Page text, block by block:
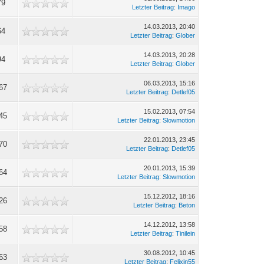
Letzter Beitrag: Imago
14.03.2013, 20:40
Letzter Beitrag:Glober
14.03.2013, 20:28
Letzter Beitrag:Glober
06.03.2013, 15:16
Letzter Beitrag: Detlef05
15.02.2013, 07:54
Letzter Beitrag:Slowmotion
22.01.2013, 23:45
Letzter Beitrag: Detlef05
20.01.2013, 15:39
Letzter Beitrag:Slowmotion
15.12.2012, 18:16
Letzter Beitrag: Beton
14.12.2012, 13:58
Letzter Beitrag:Tinilein
30.08.2012, 10:45
Letzter Beitrag: Felixin55